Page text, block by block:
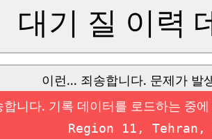
대기 질 이력
이런... 죄송합니다. 문제가 발
합니다. 기록 데이터를 로드하는 중
Region 11,